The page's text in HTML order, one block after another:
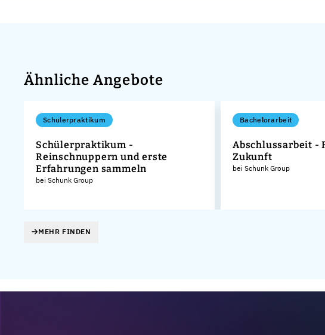
Ähnliche Angebote
Schülerpraktikum
Schülerpraktikum -
Reinschnuppern und erste
Erfahrungen sammeln
bei Schunk Group
Bachelorarbeit
Abschlussarbeit -
Zukunft
bei Schunk Group
MEHR FINDEN